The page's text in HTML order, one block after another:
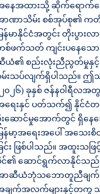
နေအထားသို့ ဆိုက်ရောက်နေ
ာဏာသိမ်း စစ်အုပ်စု၏ ကတိ
ြန်မာနိုင်ငံအတွင်း တိုးပွားလ
စ်ဖက်သတ် ကျင်းပနေသော
ယံ၏ စည်းလုံးညီညွတ်မှုနှင့် ဗ
မ်းသပ်လျက်ရှိပါသည်။ ဤ
၀၂၆) ခုနှစ် ဇန်နဝါရီလအတွင်
ရေးနှင် ပတ်သက်၍ နိုင်ငံတက
းဆောင်မှုအောက်တွင် ရှိန
ြန်မာ့အရေးအပေါ် အသေးစိ
ြင်း ဖြစ်ပါသည်။ အထူးသ
င်၏ ဆောင်ရွက်လာနိုင်သည်မ
ာဆီယံဘုံသဘောတူညီချက်
ချက်အလက်များနှင့်တကွ သုံ